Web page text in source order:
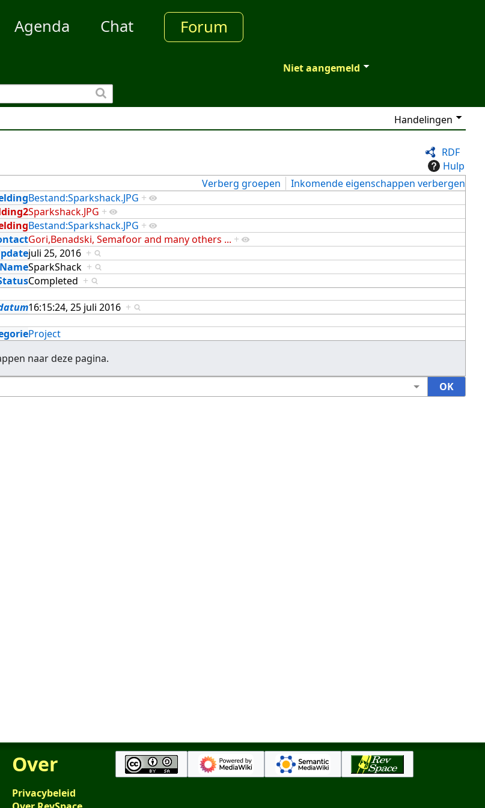
Agenda Chat Forum
Niet aangemeld
Handelingen
RDF
Hulp
Verberg groepen
Inkomende eigenschappen verbergen
Bestand:Sparkshack.JPG +
Sparkshack.JPG +
Bestand:Sparkshack.JPG +
Gori,Benadski, Semafoor and many others ... +
juli 25, 2016 +
SparkShack +
Completed +
16:15:24, 25 juli 2016 +
Project
naar deze pagina.
Over
Privacybeleid